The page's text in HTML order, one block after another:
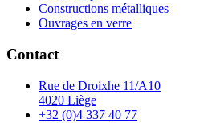
Constructions métalliques
Ouvrages en verre
Contact
Rue de Droixhe 11/A10
4020 Liège
+32 (0)4 337 40 77